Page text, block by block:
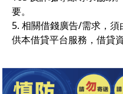
要。
5. 相關借錢廣告/需求，
供本借貸平台服務，借貸